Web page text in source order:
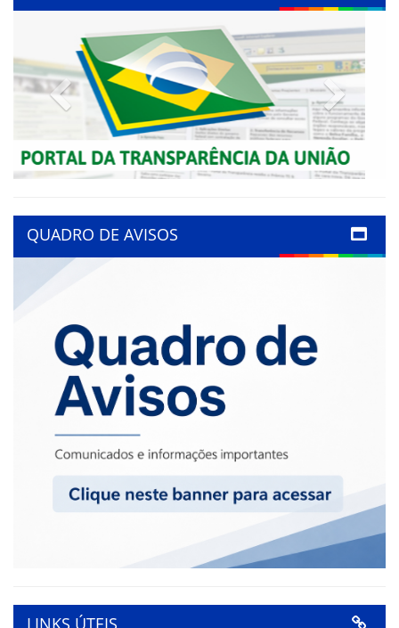
Previous
QUADRO DE AVISOS
LINKS ÚTEIS